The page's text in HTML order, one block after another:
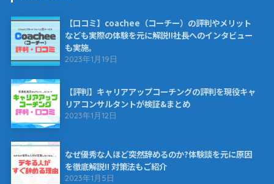
【口コミ】coachee（コーチー）の評判やメリット
なども実際の体験を元に解説!!社長へのインタビュー
も実施。
2023年1月19日
【評判】キャリアアップコーチングの評判を現役キャ
リアコンサルタントが検証&まとめ
2023年1月12日
なぜ優秀な人ほど突然辞めるのか?体験談を元に原因
を徹底解説!! 対策法もご紹介
2023年1月5日